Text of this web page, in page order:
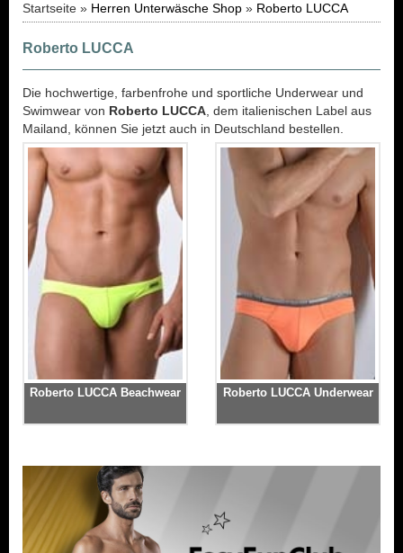
Startseite » Herren Unterwäsche Shop » Roberto LUCCA
Roberto LUCCA
Die hochwertige, farbenfrohe und sportliche Underwear und
Swimwear von Roberto LUCCA , dem italienischen Label aus
Mailand, können Sie jetzt auch in Deutschland bestellen.
Roberto LUCCA Beachwear Roberto LUCCA Underwear